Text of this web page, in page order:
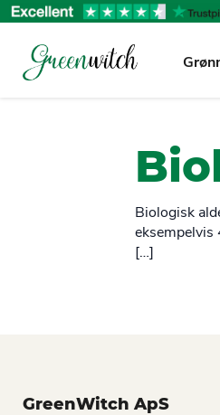
Biologisk
[…]
GreenWitch ApS